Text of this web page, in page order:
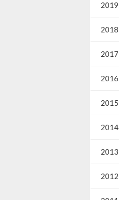
2019
2018
2017
2016
2015
2014
2013
2012